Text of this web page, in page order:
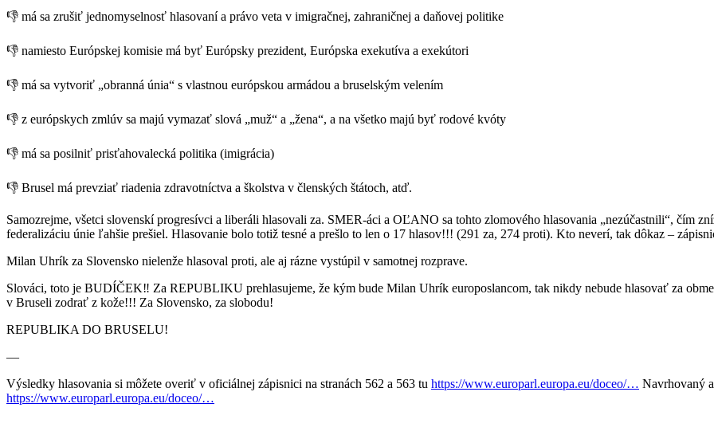
👎 má sa zrušiť jednomyselnosť hlasovaní a právo veta v imigračnej, zahraničnej a daňovej politike
👎 namiesto Európskej komisie má byť Európsky prezident, Európska exekutíva a exekútori
👎 má sa vytvoriť „obranná únia“ s vlastnou európskou armádou a bruselským velením
👎 z európskych zmlúv sa majú vymazať slová „muž“ a „žena“, a na všetko majú byť rodové kvóty
👎 má sa posilniť prisťahovalecká politika (imigrácia)
👎 Brusel má prevziať riadenia zdravotníctva a školstva v členských štátoch, atď.
Samozrejme, všetci slovenskí progresívci a liberáli hlasovali za. SMER-áci a OĽANO sa tohto zlomového hlasovania „nezúčastnili“, čím
federalizáciu únie ľahšie prešiel. Hlasovanie bolo totiž tesné a prešlo to len o 17 hlasov!!! (291 za, 274 proti). Kto neverí, tak dôkaz –
Milan Uhrík za Slovensko nielenže hlasoval proti, ale aj rázne vystúpil v samotnej rozprave.
Slováci, toto je BUDÍČEK‼ Za REPUBLIKU prehlasujeme, že kým bude Milan Uhrík europoslancom, tak nikdy nebude hlasovať za
v Bruseli zodrať z kože!!! Za Slovensko, za slobodu!
REPUBLIKA DO BRUSELU!
—
Výsledky hlasovania si môžete overiť v oficiálnej zápisnici na stranách 562 a 563 tu https://www.europarl.europa.eu/doceo/… Navrhovaný
https://www.europarl.europa.eu/doceo/…